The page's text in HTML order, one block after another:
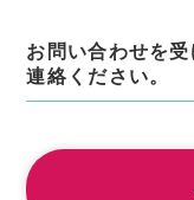
ります。また
なされたユー
や，決済に関
下，｢提携先
ことがあり
お問い合わせを
連絡ください。